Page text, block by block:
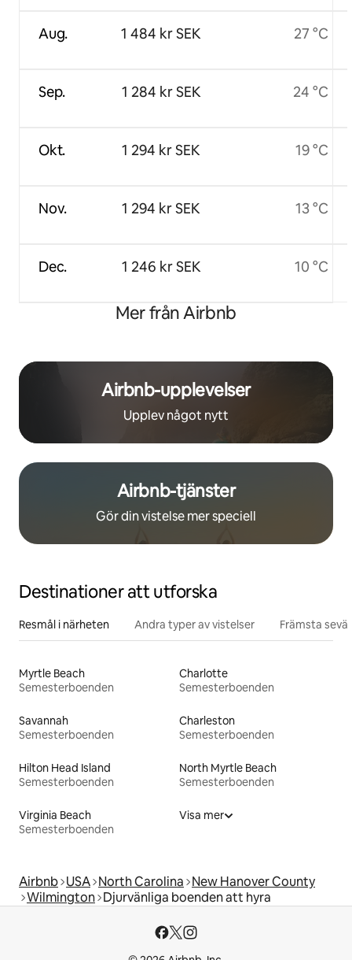
Aug.
Sep.
Okt.
Nov.
Dec.
1 484 kr SEK
1 284 kr SEK
1 294 kr SEK
1 294 kr SEK
1 246 kr SEK
27 °C
24 °C
19 °C
13 °C
10 °C
Mer från Airbnb
Airbnb-upplevelser
Upplev något nytt
Airbnb-tjänster
Gör din vistelse mer speciell
Destinationer att utforska
Resmål i närheten Andra typer av vistelser Främsta
Myrtle Beach
Semesterboenden
Charlotte
Semesterboenden
Savannah
Semesterboenden
Charleston
Semesterboenden
Hilton Head Island
Semesterboenden
North Myrtle Beach
Semesterboenden
Virginia Beach
Semesterboenden
Visa mer
Airbnb USA North Carolina New Hanover County
Wilmington Djurvänliga boenden att hyra